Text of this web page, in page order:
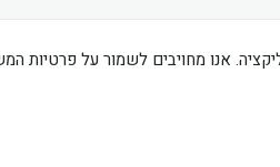
אנו מחויבים לשמור על פרטיות